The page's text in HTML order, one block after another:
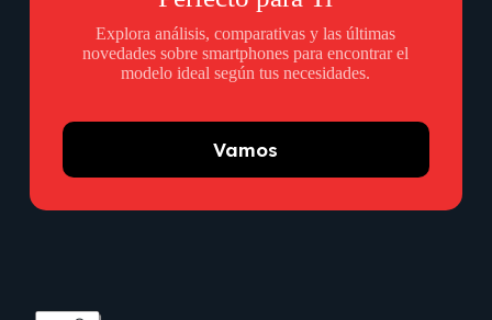
Explora análisis, comparativas y las últimas
novedades sobre smartphones para encontrar el
modelo ideal según tus necesidades.
Vamos